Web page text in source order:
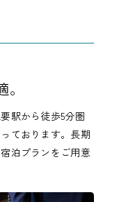
駅から徒歩5分圏
ております。長期
泊プランをご用意